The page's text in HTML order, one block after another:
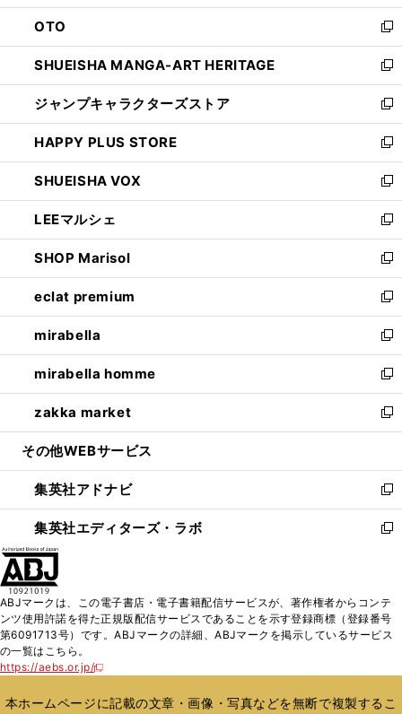
ウ
で
開
く
ン
ド
ウ
で
開
く
OTO
新
し
い
ウ
ィ
ン
ド
ウ
で
開
く
SHUEISHA MANGA-ART HERITAGE
新
し
い
ウ
ィ
ン
ド
ウ
で
開
く
ジャンプキャラクターズストア
新
し
い
ウ
ィ
ン
ド
ウ
で
開
く
HAPPY PLUS STORE
新
し
い
ウ
ィ
ン
ド
ウ
で
開
く
SHUEISHA VOX
新
し
い
ウ
ィ
ン
ド
ウ
で
開
く
LEEマルシェ
新
し
い
ウ
ィ
ン
ド
ウ
で
開
く
SHOP Marisol
新
し
い
ウ
ィ
ン
ド
ウ
で
開
eclat premium
新
し
い
ウ
ィ
ン
ド
ウ
開
く
mirabella
新
し
い
ウ
ィ
ン
ウ
で
開
く
mirabella homme
新
し
い
ウ
ン
ド
ウ
で
zakka market
新
し
ウ
ィ
ン
ド
く
その他WEBサービス
集英社アドナビ
新
し
い
ド
ウ
で
集英社エディターズ・ラボ
新
ィ
ン
ド
開
ABJマークは、この電子書店・電子書籍配信サービスが、著作権者からコンテ
ンツ使用許諾を得た正規版配信サービスであることを示す登録商標（登録番号
第6091713号）です。ABJマークの詳細、ABJマークを掲示しているサービス
の一覧はこちら。
https://aebs.or.jp/
新
い
本ホームページに記載の文章・画像・写真などを無断で複製するこ